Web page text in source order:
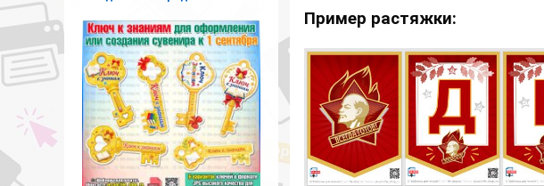
Пример растяжки: